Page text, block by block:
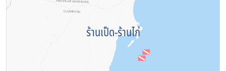
ร้านเป็ด-ร้านไก่